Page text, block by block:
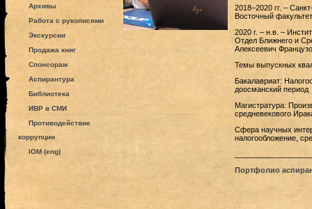
Архивы
Работа с рукописями
Экскурсии
Продажа книг
Спонсорам
Аспирантура
Библиотека
ИВР в СМИ
Противодействие
коррупции
IOM (eng)
2018–2020 гг. –
Восточный
2020 г. – н.в. –
Отдел Ближнего и
Алексеевич
Темы выпускных
Бакалавриат:
доосманский период
Магистратура:
средневекового
Сфера научных
налогообложение,
Портфолио